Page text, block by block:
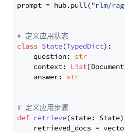
prompt = hub.pull("rlm/
# 定义应用状态
class State(TypedDict):
    question:
str
    context:
List
    answer:
str
# 定义应用步骤
def retrieve(state: State
retrieved_docs =